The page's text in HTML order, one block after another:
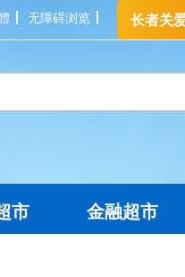
无障碍浏览 长者关
市 金融超市